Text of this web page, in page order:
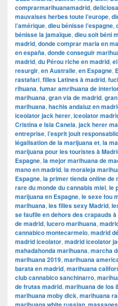
comprarmarihuanamadrid,
mauvaises herbes toute l’europe,
l’amérique, dieu bénisse l’espagne,
bénisse la jamaïque, dieu soit béni
madrid, donde comprar maria en
en españa, donde conseguir
madrid, du Pérou riche en madrid,
resurgir, en Australie, en Espagne,
rastafari, filles Latines à madrid,
rihuana, fumar amrihuana de
marihuana, gran via de madrid,
marihuana, hachis andaluz en
iceolator jack herer, iceolator
Cristina e Isla Canela, jack herer
entreprise, l’esprit jouit
légalisation de la marijuana et, la
marijuana pour les touristes à
Espagne, la mejor marihuana de
mano en madrid, la moraleja
Espagne, la primer tienda online de
rare du monde du cannabis miel, le
marijuana en Espagne, le sexe fou
marihuana, les filles sexy Madrid,
se faufile en dehors des crapauds à
de madrid, lucero marihuana,
cannabico montecarmelo, madrid
madrid iceolator, madrid iceolator
mahadahonda marihuana, marcha
marihuana 2019, marihuana
barata en madrid, marihuana
club cannabico sanchinarro,
de frutas madrid, marihuana de los
marihuana moby dick, marihuana